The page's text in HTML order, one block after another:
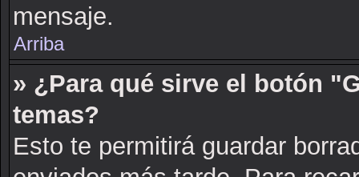
mensaje.
Arriba
» ¿Para qué sirve el botón
temas?
Esto te permitirá guardar